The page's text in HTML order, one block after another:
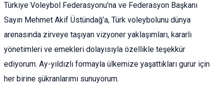
​Türkiye Voleybol Federasyonu’na ve Federasyon Başkanı
Sayın Mehmet Akif Üstündağ’a, Türk voleybolunu dünya
arenasında zirveye taşıyan vizyoner yaklaşımları, kararlı
yönetimleri ve emekleri dolayısıyla özellikle teşekkür
ediyorum. Ay-yıldızlı formayla ülkemize yaşattıkları gurur için
her birine şükranlarımı sunuyorum.